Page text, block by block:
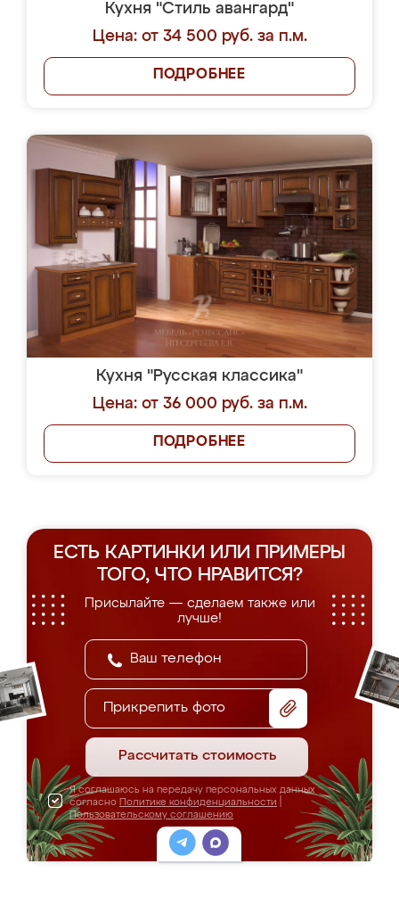
Кухня "Стиль авангард"
Цена: от 34 500 руб. за п.м.
ПОДРОБНЕЕ
Кухня "Русская классика"
Цена: от 36 000 руб. за п.м.
ПОДРОБНЕЕ
ЕСТЬ КАРТИНКИ ИЛИ ПРИМЕРЫ
ТОГО, ЧТО НРАВИТСЯ?
Присылайте — сделаем также или
лучше!
Прикрепить фото
Рассчитать стоимость
Я соглашаюсь на передачу персональных данных
согласно Политике конфиденциальности
Пользовательскому соглашению